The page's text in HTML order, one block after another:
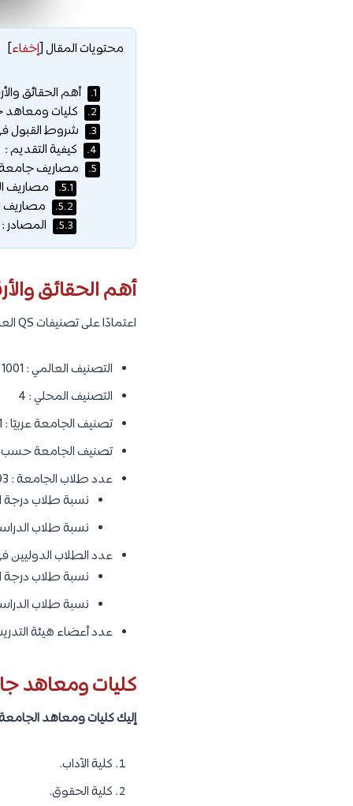
محتويات المقال[إخفاء]
1. أهم الحقائق
2. كليات ومعاهد
3. شروط القبول
4. كيفية التقديم :
5. مصاريف جامعة
5.1. مصاريف
5.2. مصاريف
5.3. المصادر :
أهم الحقائق
اعتمادًا على تصنيفات QS العالمية لعام 2023 ، سنتعرف على أهم الحقائق والأرقام عن الجامعة كما ورد في التصنيف :
التصنيف العالمي : 1001 – 1200
التصنيف المحلي : 4
تصنيف الجامعة عربيًا : 21
تصنيف الجامعة حسب الموضوع : المركز 51 –
عدد طلاب الجامعة : 192,593طالب وطالبة.
نسبة طلاب درجة
نسبة طلاب
عدد الطلاب الدوليين في الجامعة
نسبة طلاب درجة
نسبة طلاب الدراسات
عدد أعضاء هيئة التدريس :
كليات ومعاهد
إليك كليات ومعاهد
كلية الآداب.
كلية الحقوق.